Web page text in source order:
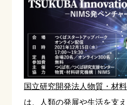
国立研究開発法人物質・材
は、人類の発展や生活を支